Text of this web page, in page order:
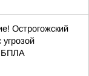
Острогожский
БПЛА